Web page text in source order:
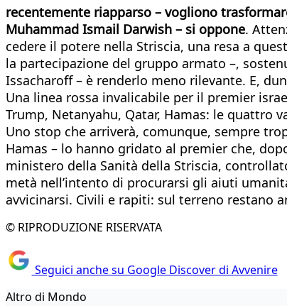
recentemente riapparso – vogliono
Muhammad Ismail Darwish – si oppone.
cedere il potere nella Striscia, una resa a
la partecipazione del gruppo armato –,
Issacharoff – è renderlo meno rilevante. E,
Una linea rossa invalicabile per il premier
Trump, Netanyahu, Qatar, Hamas: le quattro
Uno stop che arriverà, comunque, sempre
Hamas – lo hanno gridato al premier che,
ministero della Sanità della Striscia,
metà nell’intento di procurarsi gli aiuti
avvicinarsi. Civili e rapiti: sul terreno restano
© RIPRODUZIONE RISERVATA
Seguici anche su Google Discover di Avvenire
Altro di Mondo